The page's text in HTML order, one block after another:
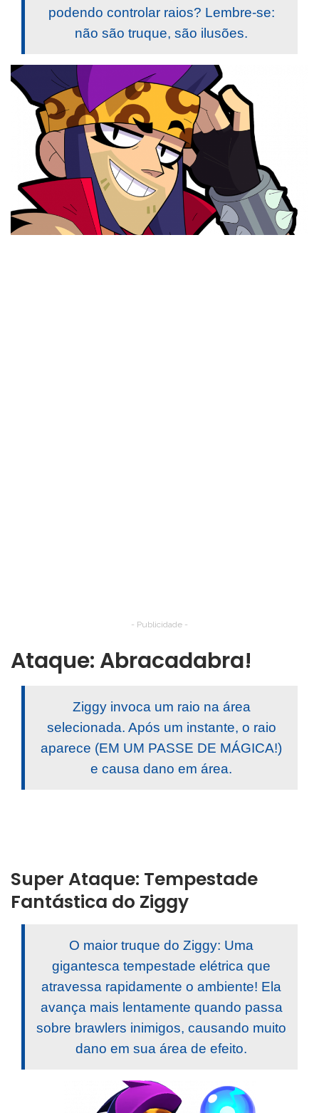
podendo controlar raios? Lembre-se:
não são truque, são ilusões.
- Publicidade -
Ataque: Abracadabra!
Ziggy invoca um raio na área
selecionada. Após um instante, o raio
aparece (EM UM PASSE DE MÁGICA!)
e causa dano em área.
Super Ataque: Tempestade
Fantástica do Ziggy
O maior truque do Ziggy: Uma
gigantesca tempestade elétrica que
atravessa rapidamente o ambiente! Ela
avança mais lentamente quando passa
sobre brawlers inimigos, causando muito
dano em sua área de efeito.